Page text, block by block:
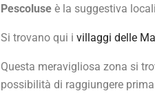
Pescoluse è la suggestiva
Si trovano qui i villaggi delle
Questa meravigliosa zona si
possibilità di raggiungere